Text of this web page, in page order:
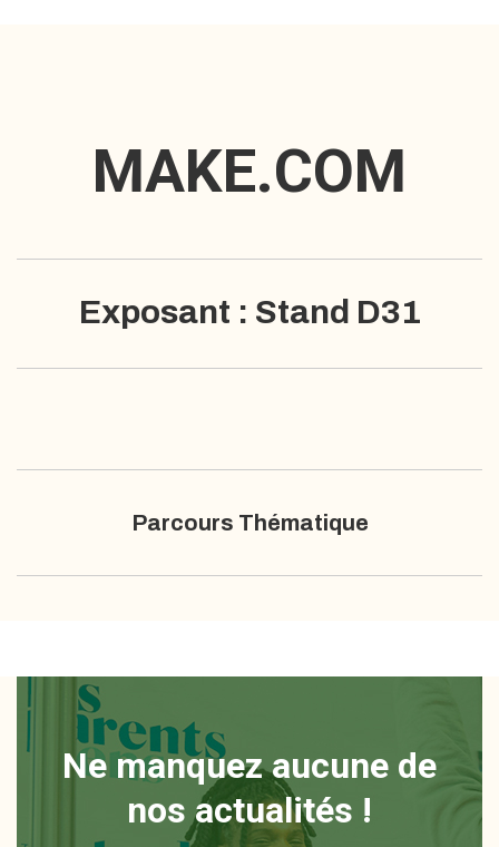
MAKE.COM
Exposant : Stand D31
Parcours Thématique
Ne manquez aucune de
nos actualités !